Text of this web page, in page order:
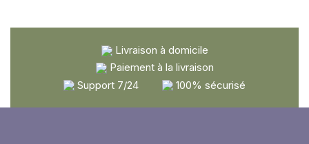
Livraison à domicile
Paiement à la livraison
Support 7/24
100% sécurisé